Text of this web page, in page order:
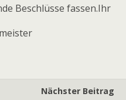
Beschlüsse fassen.Ihr
Nächster Beitrag